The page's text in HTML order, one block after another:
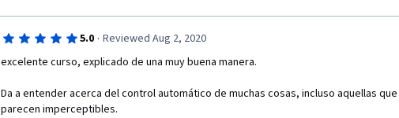
5.0 · Reviewed Aug 2, 2020
excelente curso, explicado de una muy buena manera.
Da a entender acerca del control automático de muchas cosas, incluso aquellas que
parecen imperceptibles.